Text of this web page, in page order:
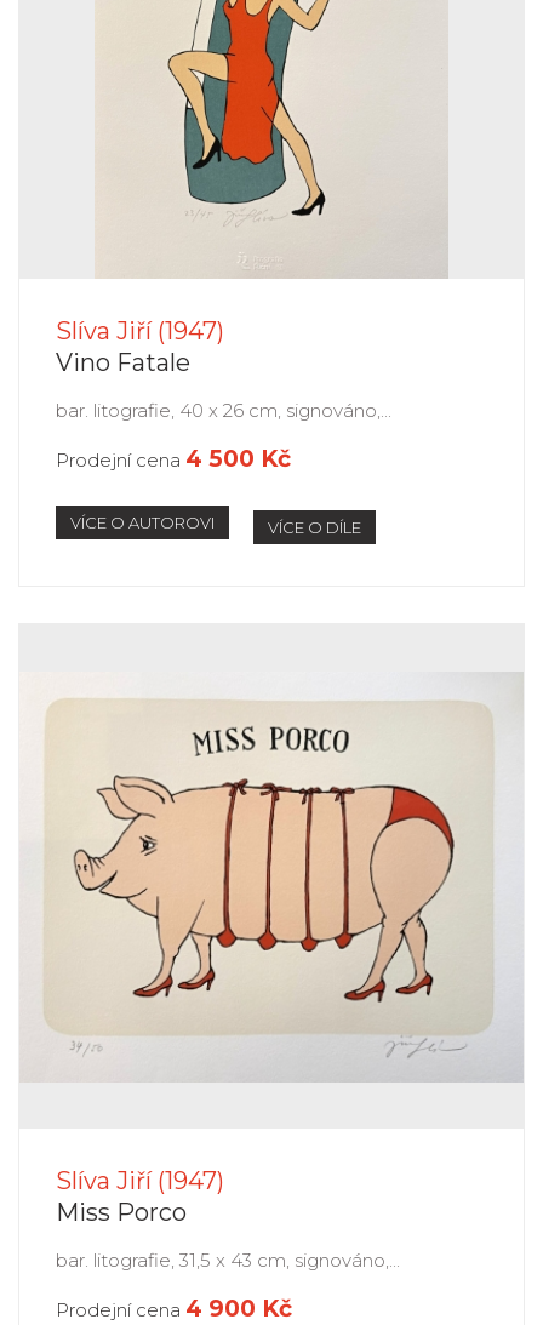
Slíva Jiří (1947)
Vino Fatale
bar. litografie, 40 x 26 cm, signováno,...
Prodejní cena 4 500 Kč
VÍCE O AUTOROVI VÍCE O DÍLE
Slíva Jiří (1947)
Miss Porco
bar. litografie, 31,5 x 43 cm, signováno,...
Prodejní cena 4 900 Kč